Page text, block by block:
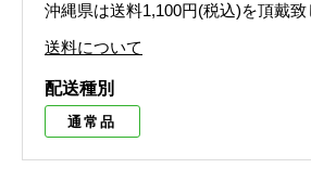
沖縄県は送料1,100円(税込)を頂戴致
送料について
配送種別
通常品